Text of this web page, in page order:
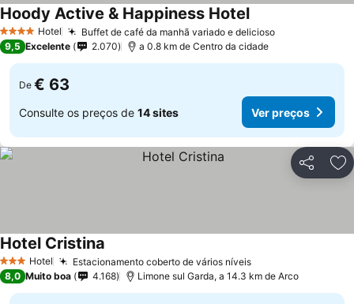
4 EstrelasHotel Buffet de café da manhã variado e delicioso
Hoody Active & Happiness Hotel
9,5 Excelente 2.070 a 0.8 km de Centro da cidade
De € 63
Consulte os preços de 14 sites Ver preços
Partilhar
3 EstrelasHotel Estacionamento coberto de vários níveis
Hotel Cristina
8,0 Muito boa 4.168 Limone sul Garda, a 14.3 km de Arco